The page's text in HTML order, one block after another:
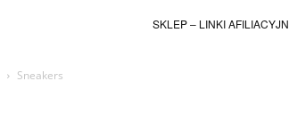
SKLEP – LINKI
Sneakers